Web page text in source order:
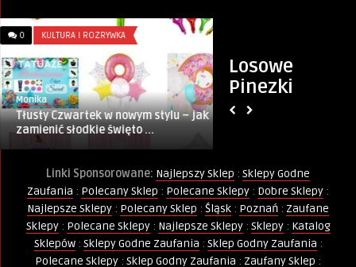
Losowe
Pinezki
0 KULTURA I ROZRYWKA
Monika
Tłusty Czwartek w nowym stylu – jak
zamienić słodkie święto ...
Linki Sponsorowane: Najlepszy Sklep : Sklepy Godne
Zaufania : Polecany Sklep : Polecane Sklepy : Dobre Sklepy :
Najlepsze Sklepy : Polecany Sklep : Śląsk : Poznań : Zaufane
Sklepy: Polecane Sklepy: Najlepsze Sklepy: Sklepy: Katalog
Sklepów: Sklepy Godne Zaufania : Sklep Godny Zaufania :
Polecane Sklepy : Sklep Godny Zaufania : Zaufany Sklep :